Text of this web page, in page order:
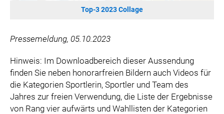
LOGOS
PRESSEKONTAKT
Top-3 2023 Collage
Pressemeldung, 05.10.2023
Hinweis: Im Downloadbereich dieser Aussendung
finden Sie neben honorarfreien Bildern auch Videos für
die Kategorien Sportlerin, Sportler und Team des
Jahres zur freien Verwendung, die Liste der Ergebnisse
von Rang vier aufwärts und Wahllisten der Kategorien